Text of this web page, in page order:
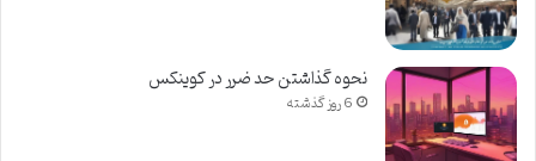
نحوه گذاشتن حد ضرر در کوینکس
6 روز گذشته